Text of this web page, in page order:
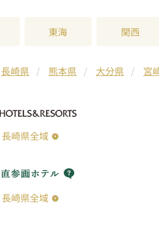
東海 関西
長崎県 熊本県 大分県 宮
長崎県全域
長崎県全域